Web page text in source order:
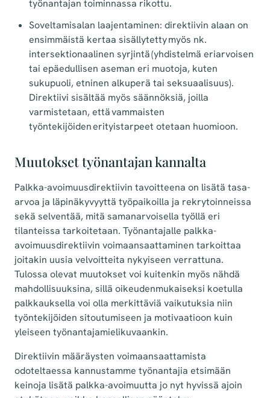
työnantajan toiminnassa rikottu.
Soveltamisalan laajentaminen: direktiivin alaan on
ensimmäistä kertaa sisällytetty myös nk.
intersektionaalinen syrjintä (yhdistelmä eriarvoisen
tai epäedullisen aseman eri muotoja, kuten
sukupuoli, etninen alkuperä tai seksuaalisuus).
Direktiivi sisältää myös säännöksiä, joilla
varmistetaan, että vammaisten
työntekijöiden erityistarpeet otetaan huomioon.
Muutokset työnantajan kannalta
Palkka-avoimuusdirektiivin tavoitteena on lisätä tasa-
arvoa ja läpinäkyvyyttä työpaikoilla ja rekrytoinneissa
sekä selventää, mitä samanarvoisella työllä eri
tilanteissa tarkoitetaan. Työnantajalle palkka-
avoimuusdirektiivin voimaansaattaminen tarkoittaa
joitakin uusia velvoitteita nykyiseen verrattuna.
Tulossa olevat muutokset voi kuitenkin myös nähdä
mahdollisuuksina, sillä oikeudenmukaiseksi koetulla
palkkauksella voi olla merkittäviä vaikutuksia niin
työntekijöiden sitoutumiseen ja motivaatioon kuin
yleiseen työnantajamielikuvaankin.
Direktiivin määräysten voimaansaattamista
odoteltaessa kannustamme työnantajia etsimään
keinoja lisätä palkka-avoimuutta jo nyt hyvissä ajoin